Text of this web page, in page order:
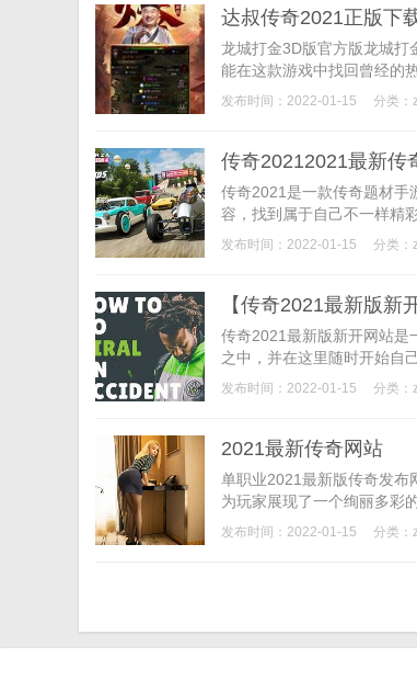
达叔传奇2021正版下
龙城打金3D版官方版龙城打
能在这款游戏中找回曾经的
发布时间：2022-01-15 分类：
传奇20212021最新传
传奇2021是一款传奇题材手
容，找到属于自己不一样精
发布时间：2022-01-15 分类：
【传奇2021最新版
传奇2021最新版新开网站是
之中，并在这里随时开始自
发布时间：2022-01-15 分类：
2021最新传奇网站
单职业2021最新版传奇发布
为玩家展现了一个绚丽多彩
发布时间：2022-01-15 分类：